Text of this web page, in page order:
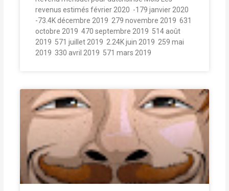
revenus estimés février 2020  -179 janvier 2020 
-73.4K décembre 2019  279 novembre 2019  631
octobre 2019  470 septembre 2019  514 août
2019  571 juillet 2019  2.24K juin 2019  259 mai
2019  330 avril 2019  571 mars 2019 